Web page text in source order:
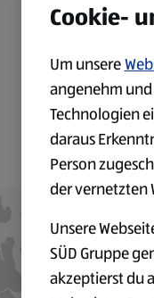
Cookie-
Um unsere
angenehm
Technologien
daraus
Person
der vernetzten
Unsere
SÜD Gruppe
akzeptierst du